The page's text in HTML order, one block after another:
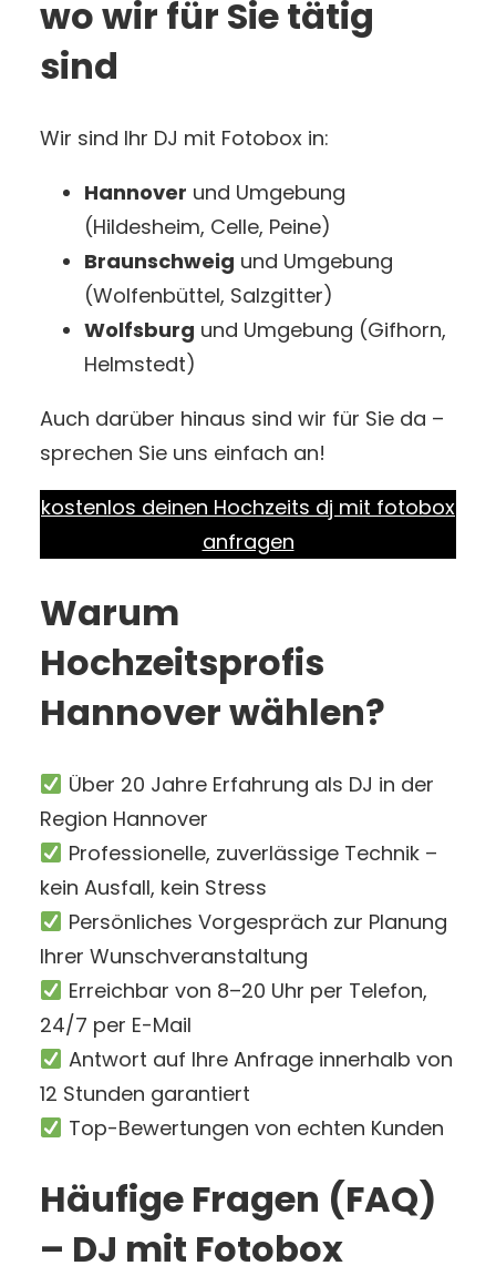
wo wir für Sie tätig
sind
Wir sind Ihr DJ mit Fotobox in:
Hannover und Umgebung
(Hildesheim, Celle, Peine)
Braunschweig und Umgebung
(Wolfenbüttel, Salzgitter)
Wolfsburg und Umgebung (Gifhorn,
Helmstedt)
Auch darüber hinaus sind wir für Sie da –
sprechen Sie uns einfach an!
kostenlos deinen Hochzeits dj mit fotobox
anfragen
Warum
Hochzeitsprofis
Hannover wählen?
Über 20 Jahre Erfahrung als DJ in der
Region Hannover
Professionelle, zuverlässige Technik –
kein Ausfall, kein Stress
Persönliches Vorgespräch zur Planung
Ihrer Wunschveranstaltung
Erreichbar von 8–20 Uhr per Telefon,
24/7 per E-Mail
Antwort auf Ihre Anfrage innerhalb von
12 Stunden garantiert
Top-Bewertungen von echten Kunden
Häufige Fragen (FAQ)
– DJ mit Fotobox